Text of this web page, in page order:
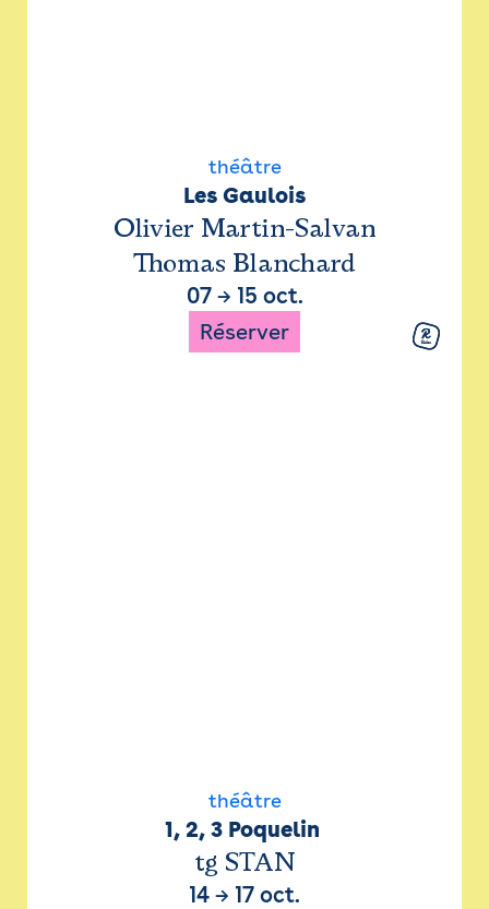
théâtre
Les Gaulois
Olivier Martin-Salvan
Thomas Blanchard
07→ 15 oct.
Réserver
théâtre
1, 2, 3 Poquelin
tg STAN
14 → 17 oct.